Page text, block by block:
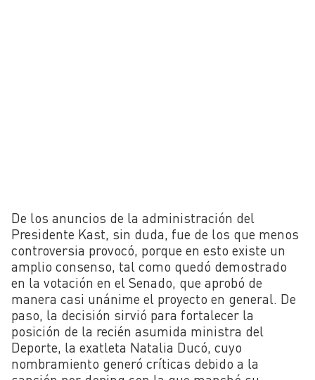
De los anuncios de la administración del
Presidente Kast, sin duda, fue de los que menos
controversia provocó, porque en esto existe un
amplio consenso, tal como quedó demostrado
en la votación en el Senado, que aprobó de
manera casi unánime el proyecto en general. De
paso, la decisión sirvió para fortalecer la
posición de la recién asumida ministra del
Deporte, la exatleta Natalia Ducó, cuyo
nombramiento generó críticas debido a la